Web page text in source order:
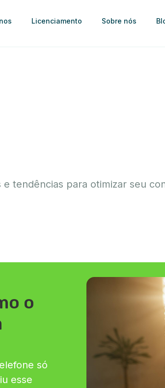
Licenciamento Sobre nós
e tendências para otimizar seu
o
só
esse